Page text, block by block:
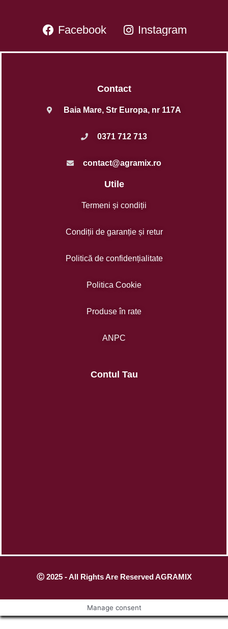
Facebook Instagram
Contact
Baia Mare, Str Europa, nr 117A
0371 712 713
contact@agramix.ro
Utile
Termeni și condiții
Condiții de garanție și retur
Politică de confidențialitate
Politica Cookie
Produse în rate
ANPC
Contul Tau
Ⓒ 2025 - All Rights Are Reserved AGRAMIX
Manage consent